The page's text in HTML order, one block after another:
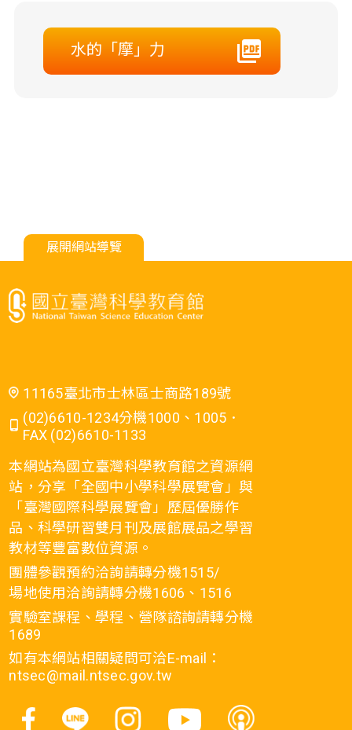
水的「摩」力
展開網站導覽
11165臺北市士林區士商路189號
(02)6610-1234分機1000、1005．
FAX (02)6610-1133
本網站為國立臺灣科學教育館之資源網
站，分享「全國中小學科學展覽會」與
「臺灣國際科學展覽會」歷屆優勝作
品、科學研習雙月刊及展館展品之學習
教材等豐富數位資源。
團體參觀預約洽詢請轉分機1515/
場地使用洽詢請轉分機1606、1516
實驗室課程、學程、營隊諮詢請轉分機
1689
如有本網站相關疑問可洽E-mail：
ntsec@mail.ntsec.gov.tw